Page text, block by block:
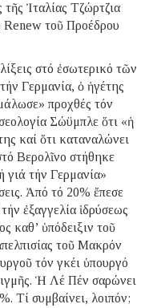
Ἰταλίας Τζώρτζια
Renew τοῦ Προέδρου
στό ἐσωτερικό τῶν
Γερμανία, ὁ ἡγέτης
προχθές τόν
Σώϋμπλε ὅτι «ἡ
καί ὅτι καταναλώνει
Βερολῖνο στήθηκε
γιά τήν Γερμανία»
Ἀπό τό 20% ἔπεσε
ἐξαγγελία ἱδρύσεως
καθ’ ὑπόδειξιν τοῦ
τοῦ Μακρόν
τόν γκέι ὑπουργό
Ἡ Λέ Πέν σαρώνει
Τί συμβαίνει, λοιπόν;